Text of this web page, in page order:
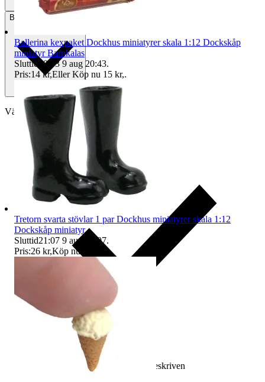
Betalning Via Tradera
Välj till köparskydd
Ersättning om varan inte är som beskriven
Ballerina kexpaket Dockhus miniatyrer skala 1:12 Dockskåp
miniatyr Barnkalas
Sluttid 20:43 9 aug 20:43.
Pris:14 kr,Eller Köp nu 15 kr,.
Tretorn svarta stövlar 1 par Dockhus miniatyrer skala 1:12
Dockskåp miniatyr
Sluttid21:07 9 aug 21:07.
Pris:26 kr,Köp nu